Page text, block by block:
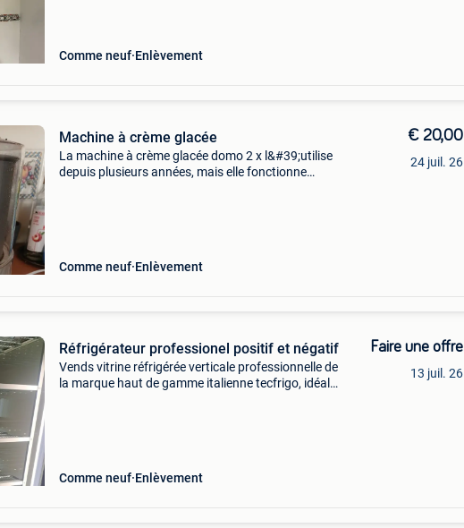
Comme neuf Enlèvement
Machine à crème glacée
La machine à crème glacée domo 2 x l&#39;utilise
depuis plusieurs années, mais elle fonctionne
Comme neuf Enlèvement
€ 20,00
24 juil. 26
Réfrigérateur professionel positif et négatif
Vends vitrine réfrigérée verticale professionnelle de
la marque haut de gamme italienne tecfrigo, idéale
Comme neuf Enlèvement
Faire une offre
13 juil. 26